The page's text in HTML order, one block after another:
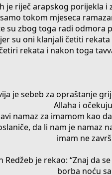
je riječ arapskog porijekla i
tokom mjeseca
su zbog toga radi odmora
su oni klanjali četiti
rekata i nakon toga
je sebeb za opraštanje
Allaha i
namaz za imamom kao
da li nam je namaz
imam ne
Redžeb je rekao: “Znaj da
borba noću